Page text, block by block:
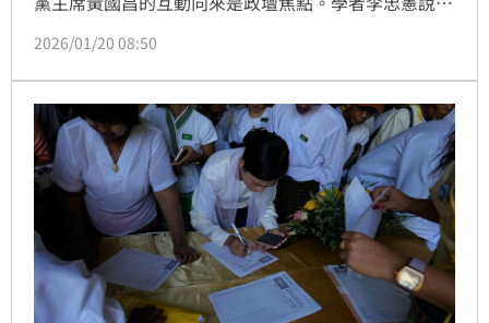
昌而是精神科醫師沈政男，現在還是這樣認為。民眾黨
2026/01/20 08:50